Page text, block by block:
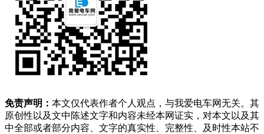
免责声明： 本文仅代表作者个人观点，与我爱电车网无关。其
原创性以及文中陈述文字和内容未经本网证实，对本文以及其
中全部或者部分内容、文字的真实性、完整性、及时性本站不